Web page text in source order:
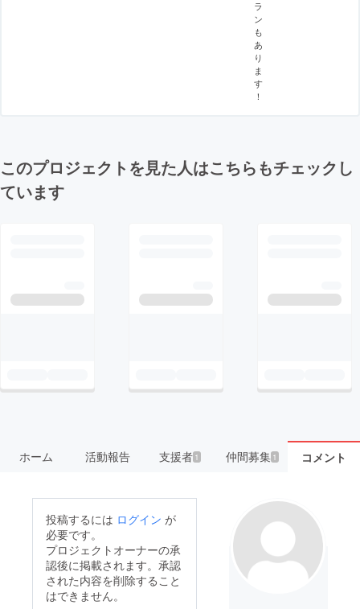
ラ
ン
も
あ
り
ま
す
！
このプロジェクトを見た人はこちらもチェックし
ています
ホーム 活動報告 支援者 1 仲間募集 1 コメント
投稿するには ログイン が
必要です。
プロジェクトオーナーの承
認後に掲載されます。承認
された内容を削除すること
はできません。